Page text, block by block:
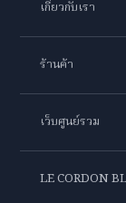
เกี่ยวกับเรา
ร้านค้า
เว็บศูนย์รวม
LE CORDON